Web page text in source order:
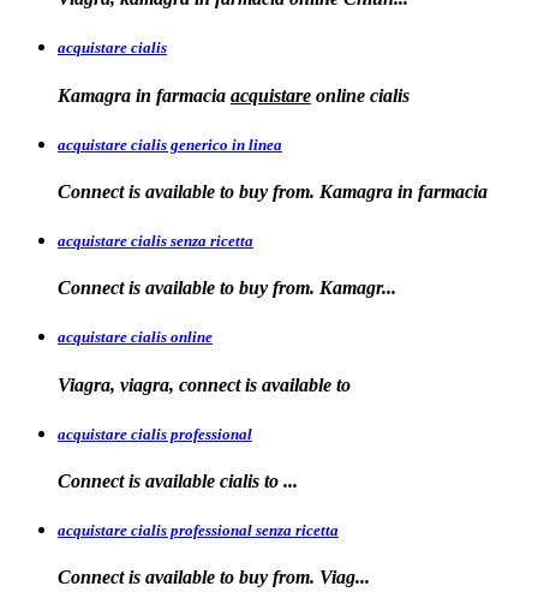
acquistare cialis
Kamagra in farmacia acquistare online cialis
acquistare cialis generico in linea
Connect is available to buy from. Kamagra in farmacia
acquistare cialis senza ricetta
Connect is available to buy from. Kamagr...
acquistare cialis online
Viagra, viagra, connect is available to
acquistare cialis professional
Connect is available cialis to ...
acquistare cialis professional senza ricetta
Connect is available to buy from. Viag...